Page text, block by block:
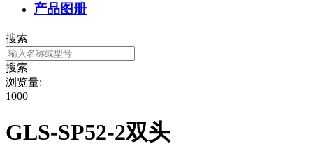
产品图册
搜索
搜索
浏览量:
1000
GLS-SP52-2双头